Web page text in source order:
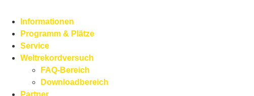
Informationen
Programm & Plätze
Service
Weltrekordversuch
FAQ-Bereich
Downloadbereich
Partner